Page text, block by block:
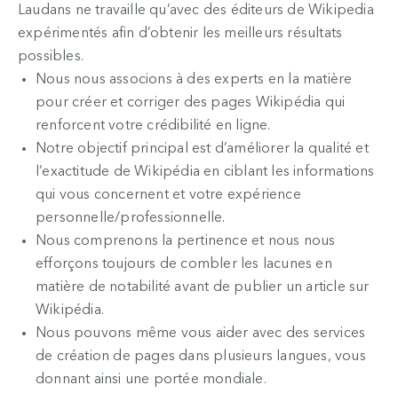
Laudans ne travaille qu’avec des éditeurs de Wikipedia
expérimentés afin d’obtenir les meilleurs résultats
possibles.
Nous nous associons à des experts en la matière
pour créer et corriger des pages Wikipédia qui
renforcent votre crédibilité en ligne.
Notre objectif principal est d’améliorer la qualité et
l’exactitude de Wikipédia en ciblant les informations
qui vous concernent et votre expérience
personnelle/professionnelle.
Nous comprenons la pertinence et nous nous
efforçons toujours de combler les lacunes en
matière de notabilité avant de publier un article sur
Wikipédia.
Nous pouvons même vous aider avec des services
de création de pages dans plusieurs langues, vous
donnant ainsi une portée mondiale.